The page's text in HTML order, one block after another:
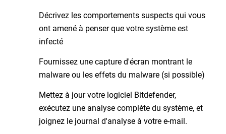
Décrivez les comportements suspects qui vous
ont amené à penser que votre système est
infecté
Fournissez une capture d'écran montrant le
malware ou les effets du malware (si possible)
Mettez à jour votre logiciel Bitdefender,
exécutez une analyse complète du système, et
joignez le journal d'analyse à votre e-mail.